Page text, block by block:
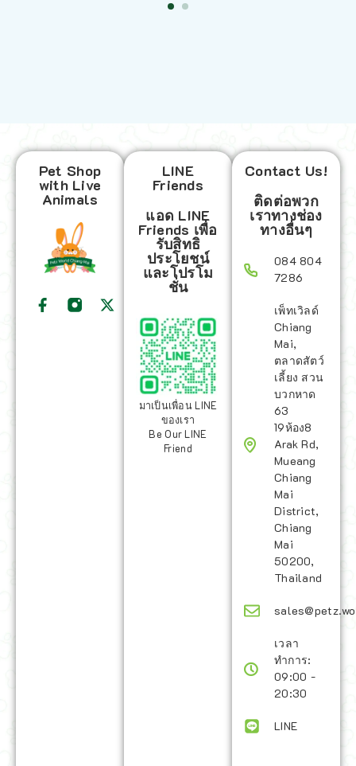
Pet Shop
with Live
Animals
LINE
Friends
แอด LINE
Friends เพื่อ
รับสิทธิ
ประโยชน์
และโปรโม
ชั่น
มาเป็นเพื่อน LINE
ของเรา
Be Our LINE
Friend
Contact Us!
ติดต่อพวก
เราทางช่อง
ทางอื่นๆ
084 804
7286
เพ็ทเวิลด์
Chiang
Mai,
ตลาดสัตว์
เลี้ยง สวน
บวกหาด
63
19ห้อง8
Arak Rd,
Mueang
Chiang
Mai
District,
Chiang
Mai
50200,
Thailand
เวลา
ทำการ:
09:00 -
20:30
LINE